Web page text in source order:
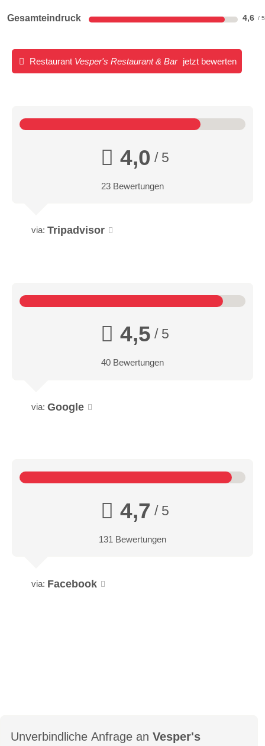
Gesamteindruck 4,6
Restaurant Vesper's Restaurant & Bar jetzt bewerten
4,0 / 5
23 Bewertungen
via: Tripadvisor
4,5 / 5
40 Bewertungen
via: Google
4,7 / 5
131 Bewertungen
via: Facebook
Unverbindliche Anfrage an Vesper's